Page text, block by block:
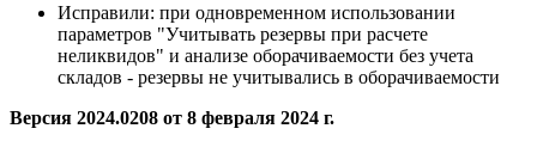
Исправили: при одновременном использовании
параметров "Учитывать резервы при расчете
неликвидов" и анализе оборачиваемости без учета
складов - резервы не учитывались в оборачиваемости
Версия 2024.0208 от 8 февраля 2024 г.